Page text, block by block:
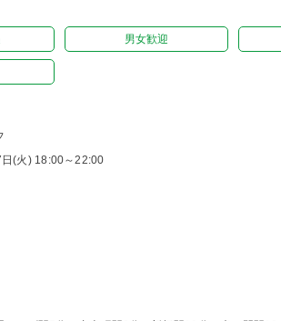
男女歓迎
(火) 18:00～22:00